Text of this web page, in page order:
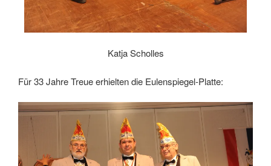
Katja Scholles
Für 33 Jahre Treue erhielten die Eulenspiegel-Platte: